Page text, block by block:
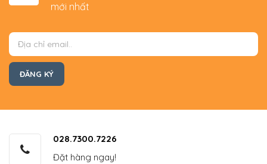
mới nhất
028.7300.7226
Đặt hàng ngay!